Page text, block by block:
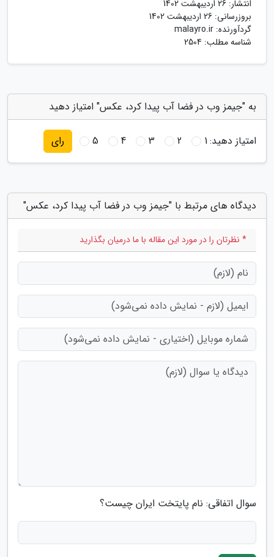
انتشار: 26 اردیبهشت 1402
بروزرسانی: 26 اردیبهشت 1402
گردآورنده: malayro.ir
شناسه مطلب: 2504
به "جیمز وب در فضا آب پیدا کرد، عکس" امتیاز دهید
امتیاز دهید:1
2
3
4
5 رای
دیدگاه های مرتبط با "جیمز وب در فضا آب پیدا کرد، عکس"
* نظرتان را در مورد این مقاله با ما درمیان بگذارید
سوال اتفاقی: نام پایتخت ایران چیست؟